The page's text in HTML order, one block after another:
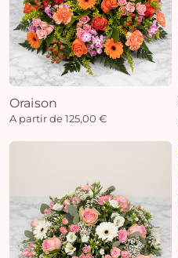
Oraison
A partir de 125,00 €